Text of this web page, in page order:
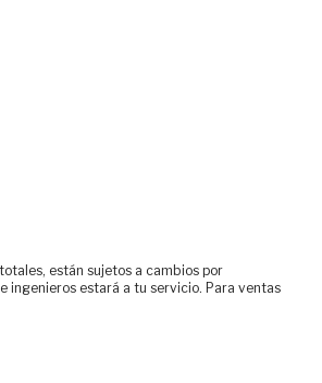
totales, están sujetos a cambios por
ingenieros estará a tu servicio. Para ventas